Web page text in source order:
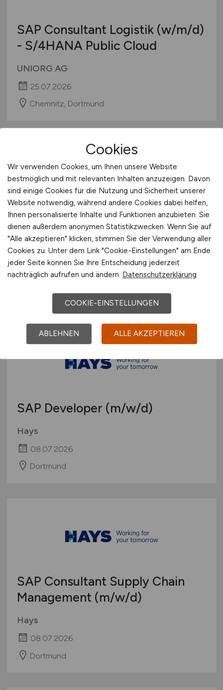
SAP Consultant Logistik (w/m/d)
- S/4HANA Public Cloud
UNIORG AG
25.07.2026
Chemnitz, Dortmund
SAP Senior Consultant Treasury
(w/m/d)- S/4HANA
UNIORG AG
25.07.2026
Dortmund, Berlin
SAP Developer (m/w/d)
Hays
08.07.2026
Dortmund
SAP Consultant Supply Chain
Management (m/w/d)
Hays
08.07.2026
Dortmund
Cookies
Wir verwenden Cookies, um Ihnen unsere Website
bestmöglich und mit relevanten Inhalten anzuzeigen. Davon
sind einige Cookies für die Nutzung und Sicherheit unserer
Website notwendig, während andere Cookies dabei helfen,
Ihnen personalisierte Inhalte und Funktionen anzubieten. Sie
dienen außerdem anonymen Statistikzwecken. Wenn Sie auf
"Alle akzeptieren" klicken, stimmen Sie der Verwendung aller
Cookies zu. Unter dem Link "Cookie-Einstellungen" am Ende
jeder Seite können Sie Ihre Entscheidung jederzeit
nachträglich aufrufen und ändern. Datenschutzerklärung
COOKIE-EINSTELLUNGEN
ABLEHNEN ALLE AKZEPTIEREN